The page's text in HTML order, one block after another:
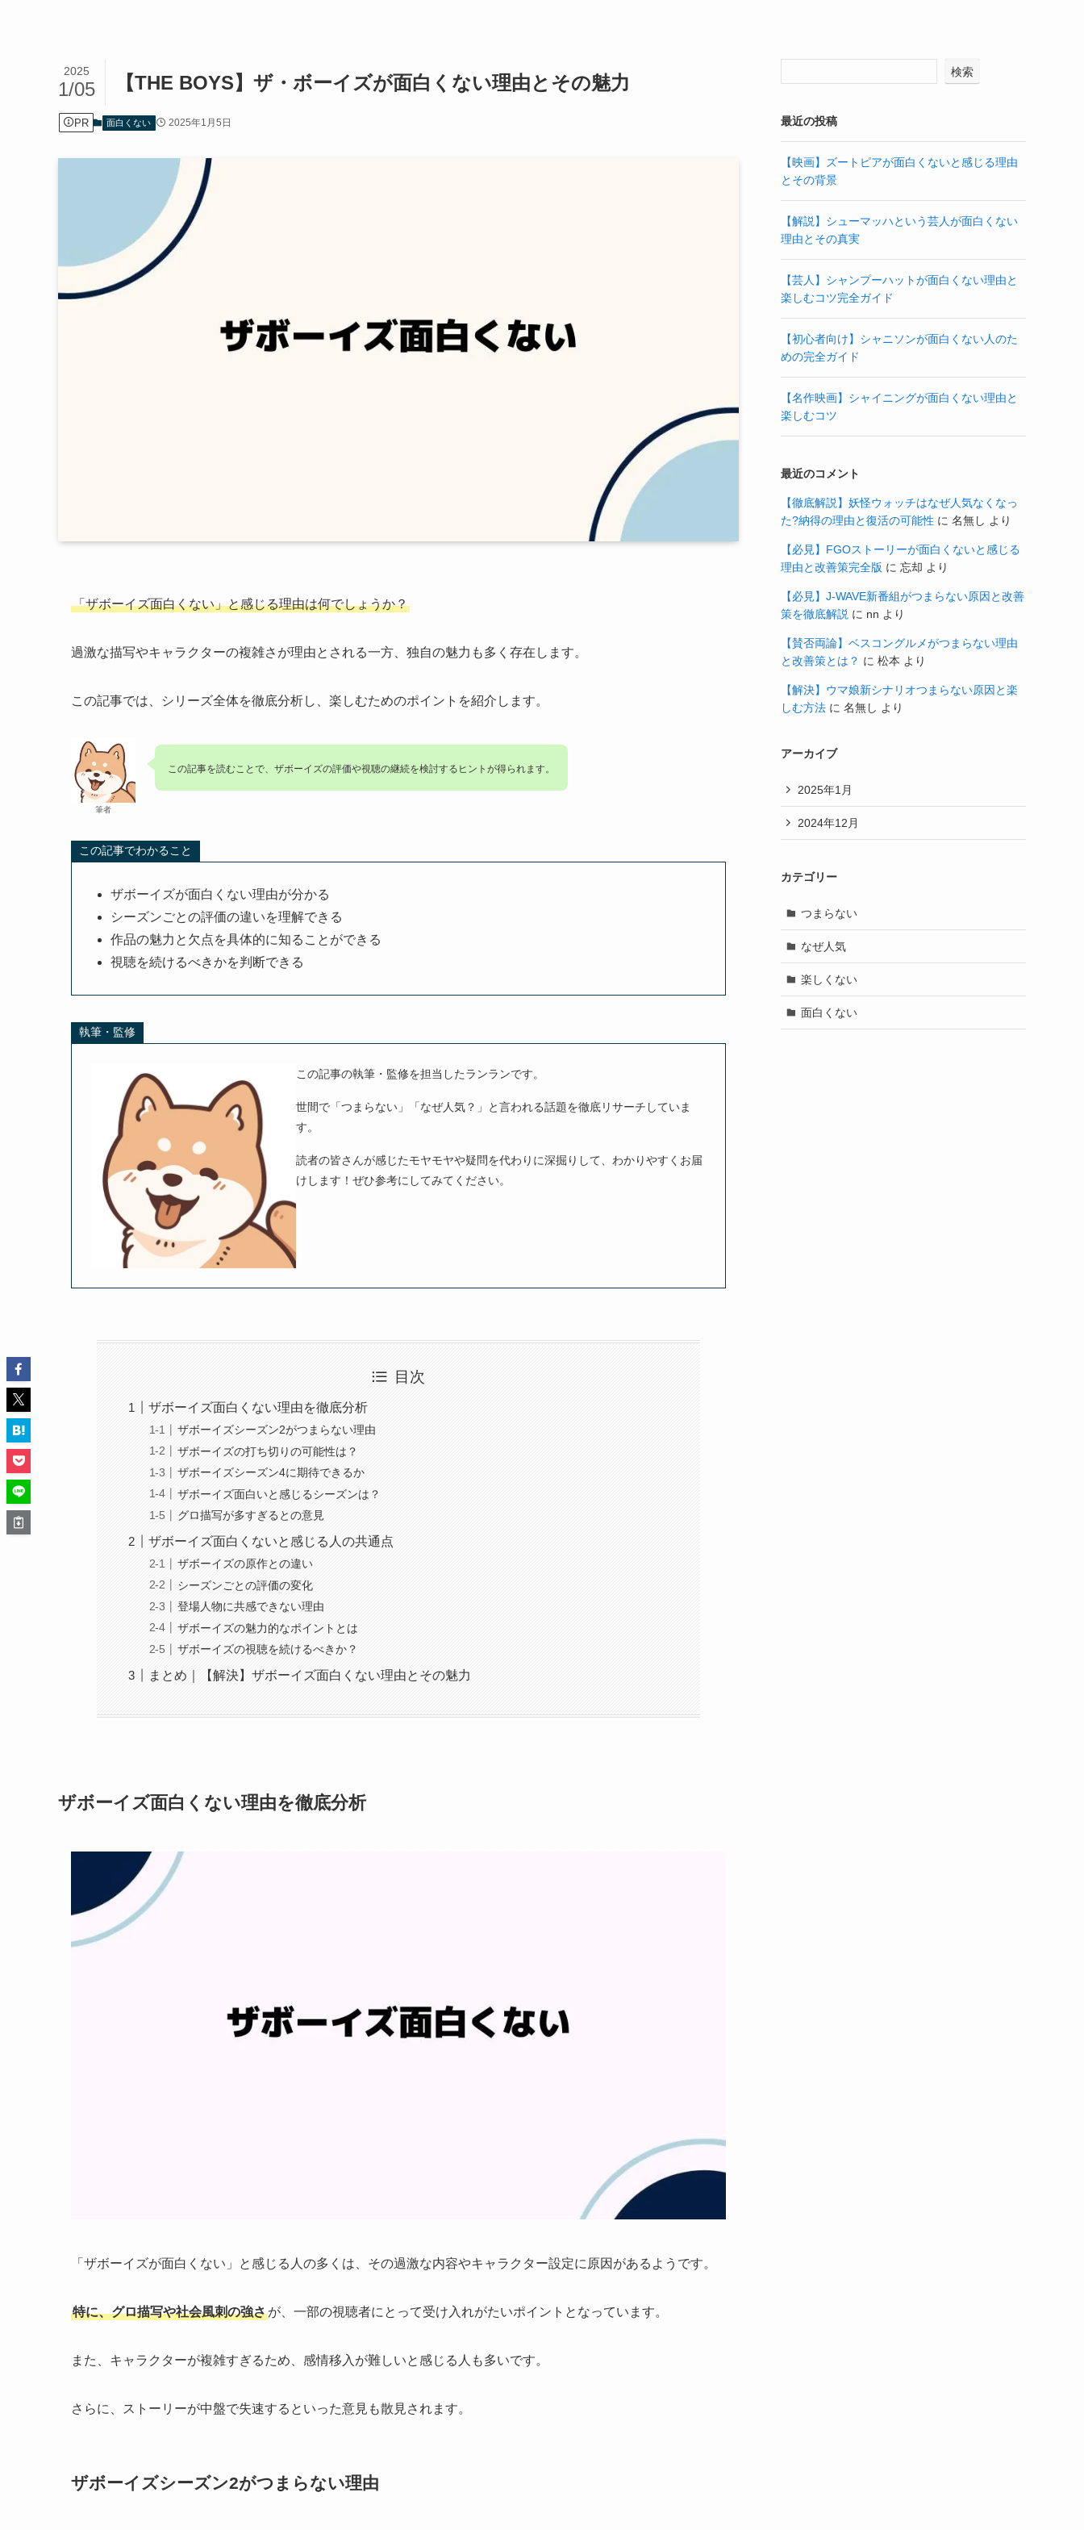
【THE BOYS】ザ・ボーイズが面白くない理由とその魅力
2025
1/05
PR 面白くない 2025年1月5日
「ザボーイズ面白くない」と感じる理由は何でしょうか？
過激な描写やキャラクターの複雑さが理由とされる一方、独自の魅力も多く存在します。
この記事では、シリーズ全体を徹底分析し、楽しむためのポイントを紹介します。
筆者
この記事を読むことで、ザボーイズの評価や視聴の継続を検討するヒントが得られます。
この記事でわかること
ザボーイズが面白くない理由が分かる
シーズンごとの評価の違いを理解できる
作品の魅力と欠点を具体的に知ることができる
視聴を続けるべきかを判断できる
執筆・監修
この記事の執筆・監修を担当したランランです。
世間で「つまらない」「なぜ人気？」と言われる話題を徹底リサーチしていま
す。
読者の皆さんが感じたモヤモヤや疑問を代わりに深掘りして、わかりやすくお届
けします！ぜひ参考にしてみてください。
目次
ザボーイズ面白くない理由を徹底分析
ザボーイズシーズン2がつまらない理由
ザボーイズの打ち切りの可能性は？
ザボーイズシーズン4に期待できるか
ザボーイズ面白いと感じるシーズンは？
グロ描写が多すぎるとの意見
ザボーイズ面白くないと感じる人の共通点
ザボーイズの原作との違い
シーズンごとの評価の変化
登場人物に共感できない理由
ザボーイズの魅力的なポイントとは
ザボーイズの視聴を続けるべきか？
まとめ｜【解決】ザボーイズ面白くない理由とその魅力
ザボーイズ面白くない理由を徹底分析
「ザボーイズが面白くない」と感じる人の多くは、その過激な内容やキャラクター設定に原因があるようです。
特に、グロ描写や社会風刺の強さが、一部の視聴者にとって受け入れがたいポイントとなっています。
また、キャラクターが複雑すぎるため、感情移入が難しいと感じる人も多いです。
さらに、ストーリーが中盤で失速するといった意見も散見されます。
ザボーイズシーズン2がつまらない理由
検索
最近の投稿
【映画】ズートピアが面白くないと感じる理由
とその背景
【解説】シューマッハという芸人が面白くない
理由とその真実
【芸人】シャンプーハットが面白くない理由と
楽しむコツ完全ガイド
【初心者向け】シャニソンが面白くない人のた
めの完全ガイド
【名作映画】シャイニングが面白くない理由と
楽しむコツ
最近のコメント
【徹底解説】妖怪ウォッチはなぜ人気なくなっ
た?納得の理由と復活の可能性 に 名無し より
【必見】FGOストーリーが面白くないと感じる
理由と改善策完全版 に 忘却 より
【必見】J-WAVE新番組がつまらない原因と改善
策を徹底解説 に nn より
【賛否両論】ベスコングルメがつまらない理由
と改善策とは？ に 松本 より
【解決】ウマ娘新シナリオつまらない原因と楽
しむ方法 に 名無し より
アーカイブ
2025年1月
2024年12月
カテゴリー
つまらない
なぜ人気
楽しくない
面白くない